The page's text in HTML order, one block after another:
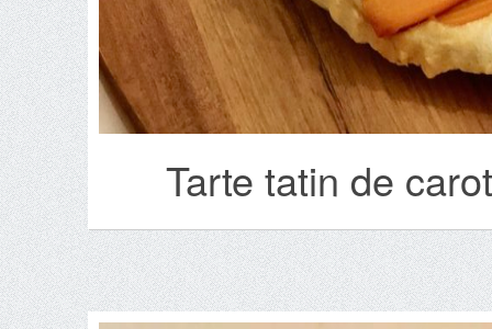
Tarte tatin de